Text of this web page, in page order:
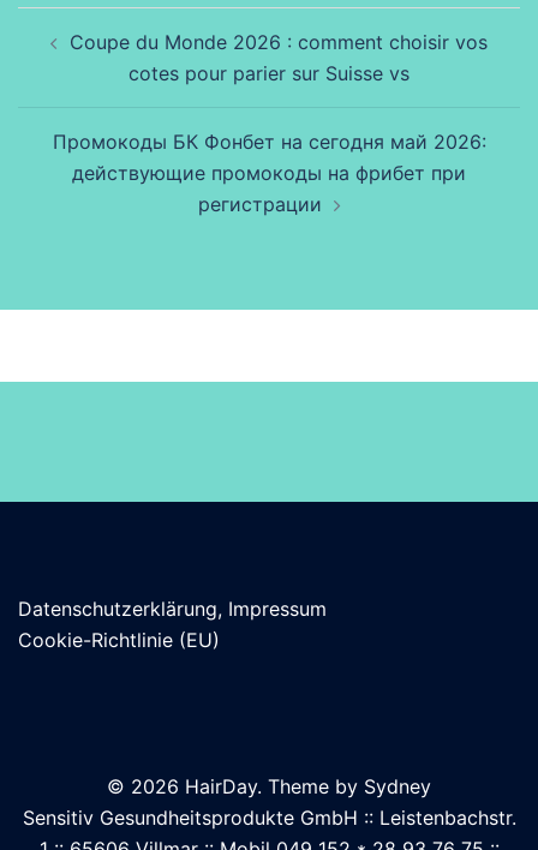
Coupe du Monde 2026 : comment choisir vos
cotes pour parier sur Suisse vs
Промокоды БК Фонбет на сегодня май 2026:
действующие промокоды на фрибет при
регистрации
Datenschutzerklärung, Impressum
Cookie-Richtlinie (EU)
© 2026 HairDay. Theme by Sydney
Sensitiv Gesundheitsprodukte GmbH :: Leistenbachstr.